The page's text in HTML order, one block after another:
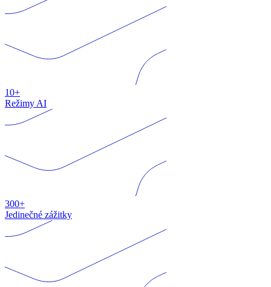
10+
Režimy AI
300+
Jedinečné zážitky